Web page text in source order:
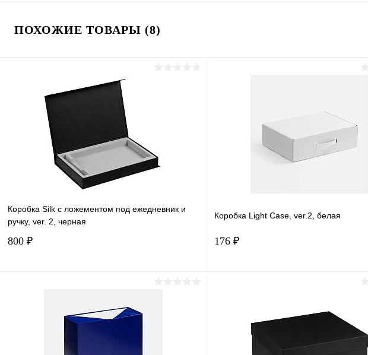
ПОХОЖИЕ ТОВАРЫ (8)
Коробка Silk с ложементом под ежедневник и
ручку, ver. 2, черная
800 ₽
Купить в 1 клик
Коробка Light Case, ver.2, белая
176 ₽
Купить в 1 клик Сравнение
В наличии